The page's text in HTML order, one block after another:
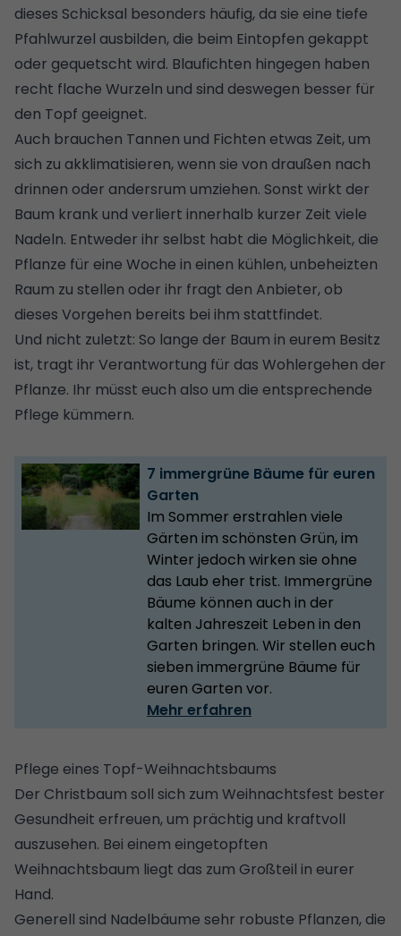
dieses Schicksal besonders häufig, da sie eine tiefe
Pfahlwurzel ausbilden, die beim Eintopfen gekappt
oder gequetscht wird. Blaufichten hingegen haben
recht flache Wurzeln und sind deswegen besser für
den Topf geeignet.
Auch brauchen Tannen und Fichten etwas Zeit, um
sich zu akklimatisieren, wenn sie von draußen nach
drinnen oder andersrum umziehen. Sonst wirkt der
Baum krank und verliert innerhalb kurzer Zeit viele
Nadeln. Entweder ihr selbst habt die Möglichkeit, die
Pflanze für eine Woche in einen kühlen, unbeheizten
Raum zu stellen oder ihr fragt den Anbieter, ob
dieses Vorgehen bereits bei ihm stattfindet.
Und nicht zuletzt: So lange der Baum in eurem Besitz
ist, tragt ihr Verantwortung für das Wohlergehen der
Pflanze. Ihr müsst euch also um die entsprechende
Pflege kümmern.
7 immergrüne Bäume für euren
Garten
Im Sommer erstrahlen viele
Gärten im schönsten Grün, im
Winter jedoch wirken sie ohne
das Laub eher trist. Immergrüne
Bäume können auch in der
kalten Jahreszeit Leben in den
Garten bringen. Wir stellen euch
sieben immergrüne Bäume für
euren Garten vor.
Mehr erfahren
Pflege eines Topf-Weihnachtsbaums
Der Christbaum soll sich zum Weihnachtsfest bester
Gesundheit erfreuen, um prächtig und kraftvoll
auszusehen. Bei einem eingetopften
Weihnachtsbaum liegt das zum Großteil in eurer
Hand.
Generell sind Nadelbäume sehr robuste Pflanzen, die